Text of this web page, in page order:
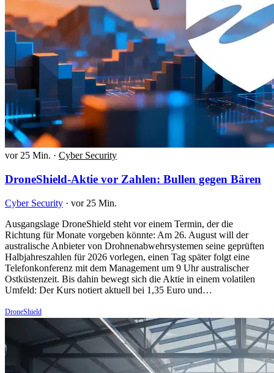
vor 25 Min. · Cyber Security
DroneShield-Aktie vor Zahlen: Bullen gegen Bären
Cyber Security · vor 25 Min.
Ausgangslage DroneShield steht vor einem Termin, der die
Richtung für Monate vorgeben könnte: Am 26. August will der
australische Anbieter von Drohnenabwehrsystemen seine geprüften
Halbjahreszahlen für 2026 vorlegen, einen Tag später folgt eine
Telefonkonferenz mit dem Management um 9 Uhr australischer
Ostküstenzeit. Bis dahin bewegt sich die Aktie in einem volatilen
Umfeld: Der Kurs notiert aktuell bei 1,35 Euro und…
DroneShield